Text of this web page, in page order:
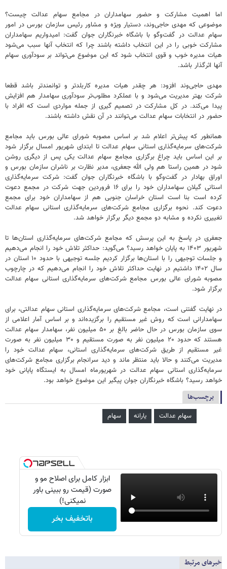
اما اهمیت مشارکت و حضور سهامداران در مجامع سهام عدالت چیست؟
موضوعی که مهدی حاجی‌وند، دستیار ویژه و مشاور رئیس سازمان بورس در امور
سهام عدالت در گفت‌وگو با باشگاه خبرنگاران جوان گفت: امیدواریم سهامداران
مشارکت خوبی را در این انتخاب داشته باشند چرا که انتخاب آنها سبب می‌شود
هیات مدیره خوب و قوی انتخاب شود که این موضوع می‌تواند بر سودآوری سهام
آنها اثرگذار باشد.
مهدی حاجی‌وند افزود: هر چقدر هیات مدیره کاربلدتر و توانمندتر باشد قطعا
شرکت بهتر مدیریت می‌شود و با عملکرد مطلوب‌تر سودآوری سهامدار هم افزایش
پیدا می‌کند. در کل مشارکت در تصمیم گیری از جمله مواردی است که افراد با
حضور در انتخابات سهام عدالت می‌توانند در آن نقش داشته باشند.
همانطور که پیش‌تر اعلام شد بر اساس مصوبه شورای عالی بورس باید مجامع
شرکت‌های سرمایه‌گذاری استانی سهام عدالت تا ابتدای شهریور امسال برگزار شود
بر این اساس باید چراغ برگزاری مجامع سهام عدالت یکی پس از دیگری روشن
شود در همین راستا هم ولی الله جعفری، مدیر نظارت بر ناشران سازمان بورس و
اوراق بهادار در گفت‌وگو با باشگاه خبرنگاران جوان گفت: شرکت سرمایه‌گذاری
استانی گیلان سهامداران خود را برای ۱۶ فروردین جهت شرکت در مجمع دعوت
کرده است بنا است استان خراسان جنوبی هم از سهامداران خود برای مجمع
دعوت کند. نحوه برگزاری مجامع شرکت‌های سرمایه‌گذاری استانی سهام عدالت
تغییری نکرده و مشابه دو مجمع دیگر برگزار خواهد شد.
جعفری در پاسخ به این پرسش که مجامع شرکت‌های سرمایه‌گذاری استان‌ها تا
شهریور ۱۴۰۳ به پایان خواهد رسید؟ می‌گوید: حداکثر تلاش خود را انجام می‌دهیم
و جلسات توجیهی را با استان‌ها برگزار کردیم جلسه توجیهی با حدود ۱۰ استان در
سال ۱۴۰۲ داشتیم در نهایت حداکثر تلاش خود را انجام می‌دهیم که در چارچوب
مصوبه شورای عالی بورس مجامع شرکت‌های سرمایه‌گذاری استانی سهام عدالت
برگزار شود.
در نهایت گفتنی است، مجامع شرکت‌های سرمایه‌گذاری استانی سهام عدالتی، برای
سهامدارانی است که روش غیر مستقیم را برگزیده‌اند و بر اساس آمار اعلامی از
سوی سازمان بورس در حال حاضر بالغ بر ۵۰ میلیون نفر، سهامدار سهام عدالت
هستند که حدود ۲۰ میلیون نفر به صورت مستقیم و ۳۰ میلیون نفر به صورت
غیر مستقیم از طریق شرکت‌های سرمایه‌گذاری استانی، سهام عدالت خود را
مدیریت می‌کنند و حالا باید منتظر ماند و دید سرانجام برگزاری مجامع شرکت‌های
سرمایه‌گذاری استانی سهام عدالت در شهریورماه امسال به ایستگاه پایانی خود
خواهد رسید؟ باشگاه خبرنگاران جوان پیگیر این موضوع خواهد بود.
برچسب‌ها
سهام عدالت یارانه سهام
ابزار کامل برای اصلاح مو و
صورت (قیمت رو ببینی باور
نمیکنی!)
باتخفیف بخر
خبرهای مرتبط